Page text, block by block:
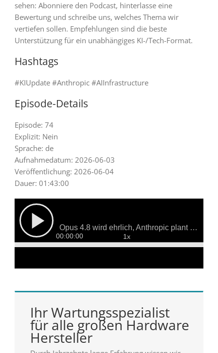
sehen: Abonniere den Podcast, hinterlasse eine
Bewertung und schreibe uns, welches Thema wir
vertiefen sollen. Empfehlungen sind die beste
Unterstützung für ein unabhängiges KI-/Tech-Format.
Hashtags
#KIUpdate #Anthropic #AIInfrastructure
Episode-Details
Episode: 74
Explizit: Nein
Sprache: de
Aufnahmedatum: 2026-06-03
Veröffentlichung: 2026-06-04
Dauer: 01:43:00
Ihr Wartungsspezialist
für alle großen Hardware
Hersteller